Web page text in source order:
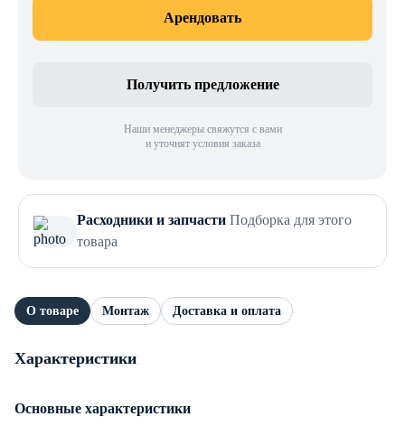
Арендовать
Получить предложение
Наши менеджеры свяжутся с вами
и уточнят условия заказа
Расходники и запчасти Подборка для этого
товара
О товаре Монтаж Доставка и оплата
Характеристики
Основные характеристики